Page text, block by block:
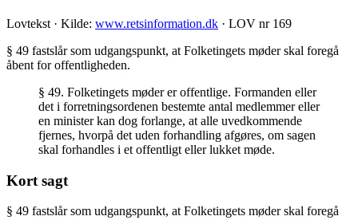
Lovtekst · Kilde: www.retsinformation.dk · LOV nr 169
§ 49 fastslår som udgangspunkt, at Folketingets møder skal foregå
åbent for offentligheden.
§ 49. Folketingets møder er offentlige. Formanden eller
det i forretningsordenen bestemte antal medlemmer eller
en minister kan dog forlange, at alle uvedkommende
fjernes, hvorpå det uden forhandling afgøres, om sagen
skal forhandles i et offentligt eller lukket møde.
Kort sagt
§ 49 fastslår som udgangspunkt, at Folketingets møder skal foregå